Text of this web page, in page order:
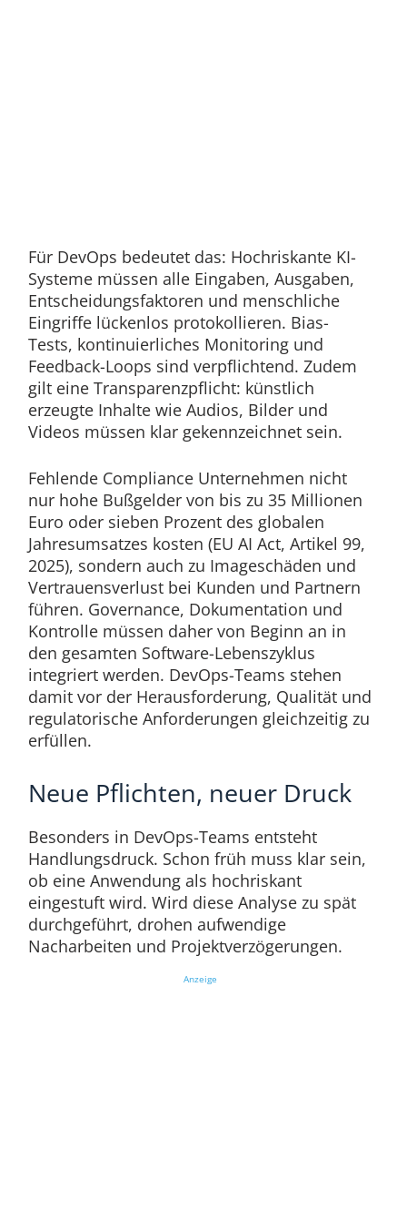
Für DevOps bedeutet das: Hochriskante KI-
Systeme müssen alle Eingaben, Ausgaben,
Entscheidungsfaktoren und menschliche
Eingriffe lückenlos protokollieren. Bias-
Tests, kontinuierliches Monitoring und
Feedback-Loops sind verpflichtend. Zudem
gilt eine Transparenzpflicht: künstlich
erzeugte Inhalte wie Audios, Bilder und
Videos müssen klar gekennzeichnet sein.
Fehlende Compliance Unternehmen nicht
nur hohe Bußgelder von bis zu 35 Millionen
Euro oder sieben Prozent des globalen
Jahresumsatzes kosten (EU AI Act, Artikel 99,
2025), sondern auch zu Imageschäden und
Vertrauensverlust bei Kunden und Partnern
führen. Governance, Dokumentation und
Kontrolle müssen daher von Beginn an in
den gesamten Software-Lebenszyklus
integriert werden. DevOps-Teams stehen
damit vor der Herausforderung, Qualität und
regulatorische Anforderungen gleichzeitig zu
erfüllen.
Neue Pflichten, neuer Druck
Besonders in DevOps-Teams entsteht
Handlungsdruck. Schon früh muss klar sein,
ob eine Anwendung als hochriskant
eingestuft wird. Wird diese Analyse zu spät
durchgeführt, drohen aufwendige
Nacharbeiten und Projektverzögerungen.
Anzeige